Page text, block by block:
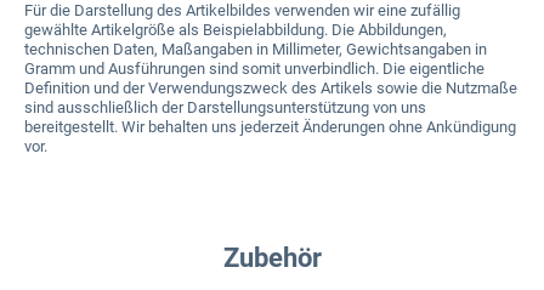
Für die Darstellung des Artikelbildes verwenden wir eine zufällig
gewählte Artikelgröße als Beispielabbildung. Die Abbildungen,
technischen Daten, Maßangaben in Millimeter, Gewichtsangaben in
Gramm und Ausführungen sind somit unverbindlich. Die eigentliche
Definition und der Verwendungszweck des Artikels sowie die Nutzmaße
sind ausschließlich der Darstellungsunterstützung von uns
bereitgestellt. Wir behalten uns jederzeit Änderungen ohne Ankündigung
vor.
Produktgalerie überspringen
Zubehör